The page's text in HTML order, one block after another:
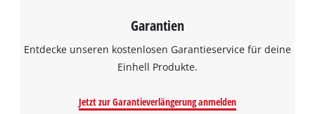
Garantien
Entdecke unseren kostenlosen Garantieservice für deine
Einhell Produkte.
Jetzt zur Garantieverlängerung anmelden